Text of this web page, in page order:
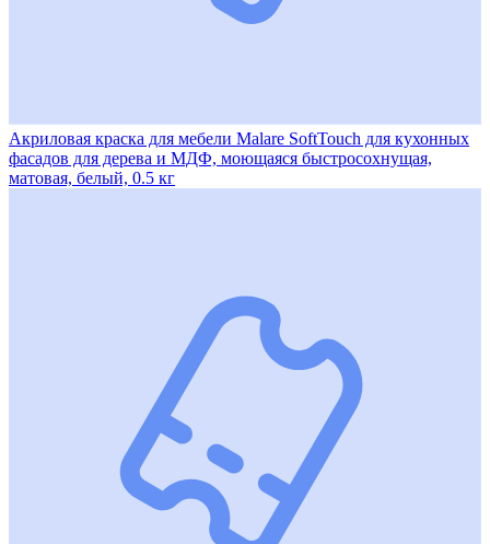
Акриловая краска для мебели Malare SoftTouch для кухонных
фасадов для дерева и МДФ, моющаяся быстросохнущая,
матовая, белый, 0.5 кг